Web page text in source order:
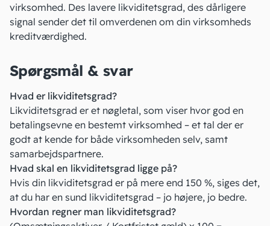
virksomhed. Des lavere likviditetsgrad, des dårligere
signal sender det til omverdenen om din virksomheds
kreditværdighed.
Spørgsmål & svar
Hvad er likviditetsgrad?
Likviditetsgrad er et nøgletal, som viser hvor god en
betalingsevne en bestemt virksomhed – et tal der er
godt at kende for både virksomheden selv, samt
samarbejdspartnere.
Hvad skal en likviditetsgrad ligge på?
Hvis din likviditetsgrad er på mere end 150 %, siges det,
at du har en sund likviditetsgrad – jo højere, jo bedre.
Hvordan regner man likviditetsgrad?